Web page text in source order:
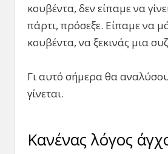
κουβέντα, δεν είπαμε να
πάρτι, πρόσεξε. Είπαμε να
κουβέντα, να ξεκινάς μια
Γι αυτό σήμερα θα
γίνεται.
Κανένας λόγος